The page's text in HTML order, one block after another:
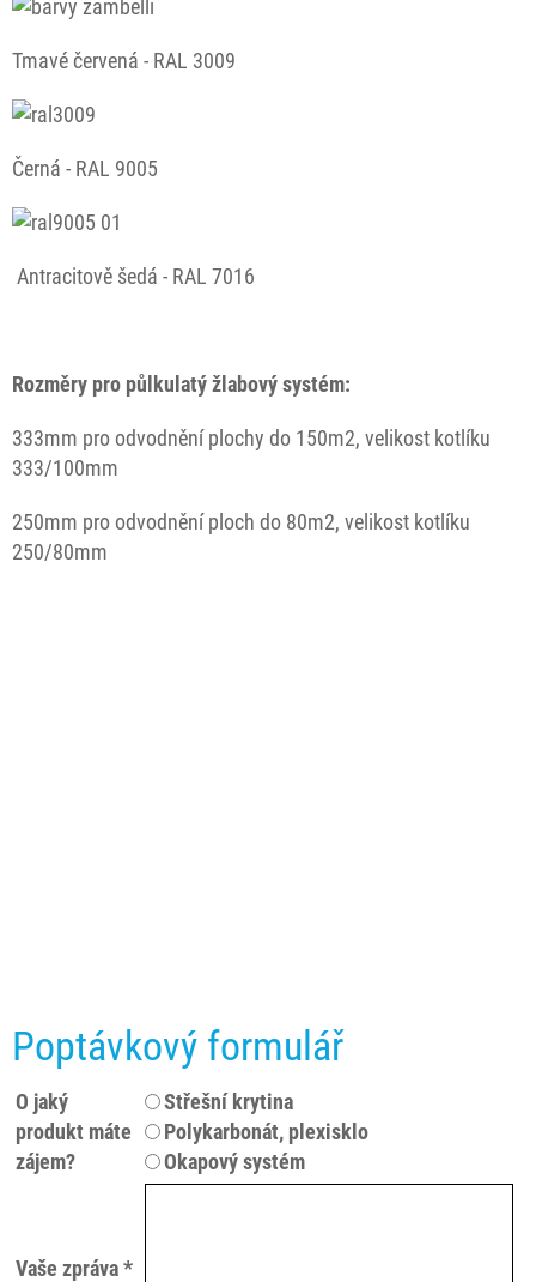
Tmavé červená - RAL 3009
Černá - RAL 9005
Antracitově šedá - RAL 7016
Rozměry pro půlkulatý žlabový systém:
333mm pro odvodnění plochy do 150m2, velikost kotlíku
333/100mm
250mm pro odvodnění ploch do 80m2, velikost kotlíku
250/80mm
Poptávkový formulář
O jaký
produkt máte
zájem?
Střešní krytina
Polykarbonát, plexisklo
Okapový systém
Vaše zpráva *